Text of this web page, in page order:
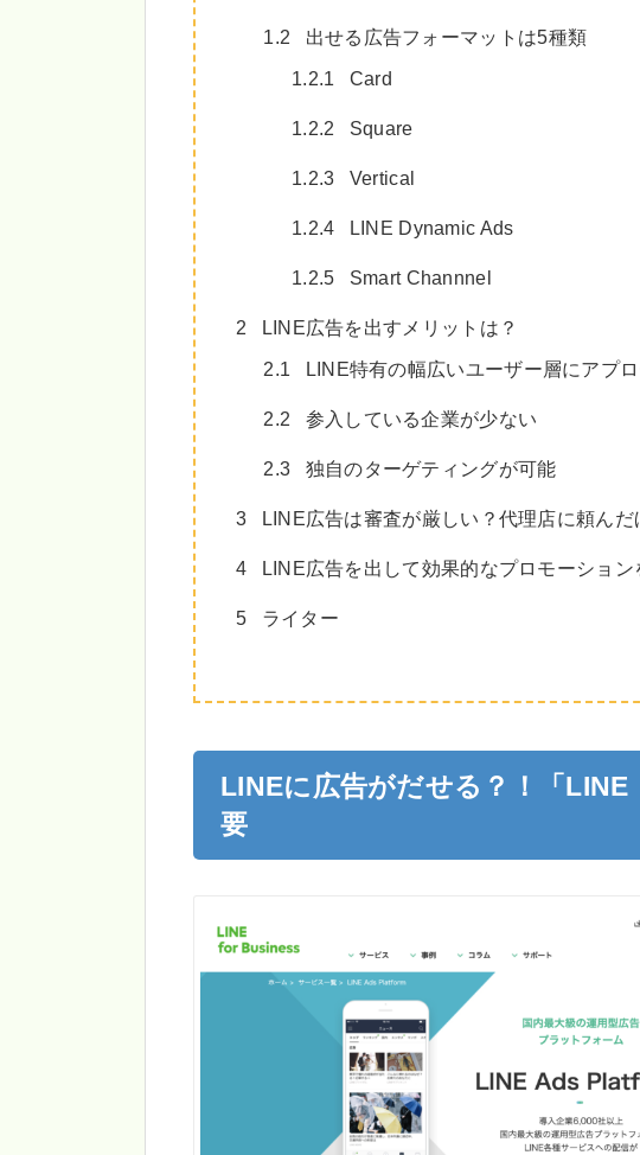
1.2 出せる広告フォーマットは5種類
1.2.1 Card
1.2.2 Square
1.2.3 Vertical
1.2.4 LINE Dynamic Ads
1.2.5 Smart Channnel
2 LINE広告を出すメリットは？
2.1 LINE特有の幅広いユーザー層にアプ
2.2 参入している企業が少ない
2.3 独自のターゲティングが可能
3 LINE広告は審査が厳しい？代理店に頼んだ
4 LINE広告を出して効果的なプロモーション
5 ライター
LINEに広告がだせる？！「
要